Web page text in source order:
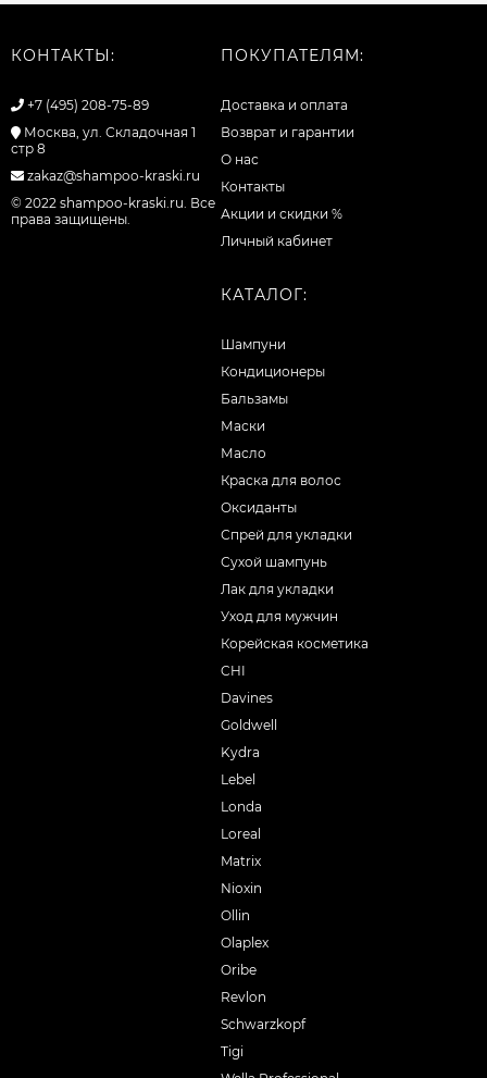
КОНТАКТЫ:
+7 (495) 208-75-89
Москва, ул. Складочная 1
стр 8
zakaz@shampoo-kraski.ru
© 2022 shampoo-kraski.ru. Все
права защищены.
ПОКУПАТЕЛЯМ:
Доставка и оплата
Возврат и гарантии
О нас
Контакты
Акции и скидки %
Личный кабинет
КАТАЛОГ:
Шампуни
Кондиционеры
Бальзамы
Маски
Масло
Краска для волос
Оксиданты
Спрей для укладки
Сухой шампунь
Лак для укладки
Уход для мужчин
Корейская косметика
CHI
Davines
Goldwell
Kydra
Lebel
Londa
Loreal
Matrix
Nioxin
Ollin
Olaplex
Oribe
Revlon
Schwarzkopf
Tigi